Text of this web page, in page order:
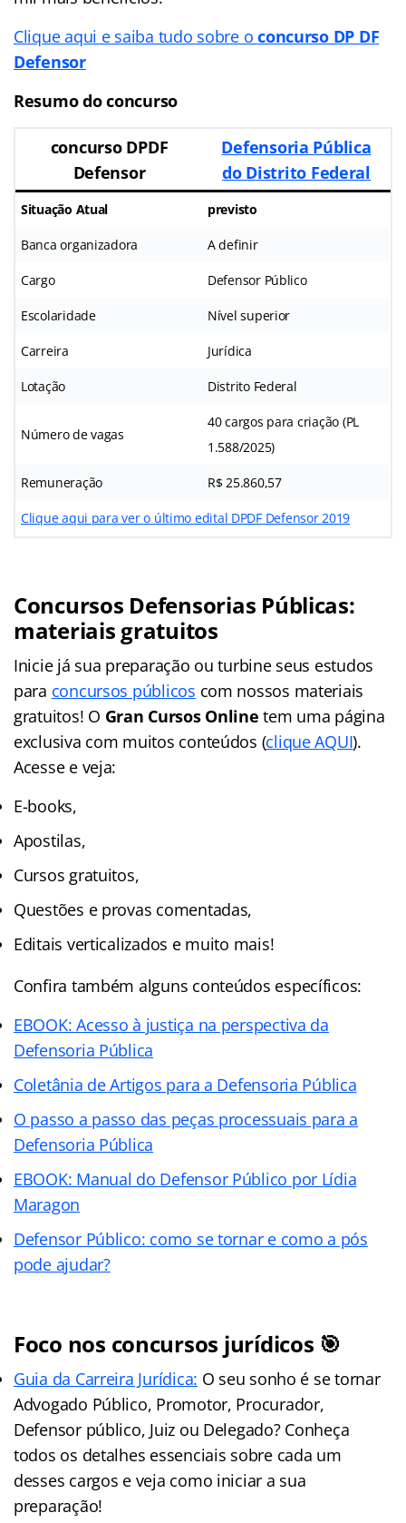
Clique aqui e saiba tudo sobre oconcurso DP DF
Defensor
Resumo do concurso
concurso DPDF
Defensor
Defensoria Pública
do Distrito Federal
Situação Atual previsto
Banca organizadora A definir
Cargo Defensor Público
Escolaridade Nível superior
Carreira Jurídica
Lotação Distrito Federal
Número de vagas
40 cargos para criação (PL
1.588/2025)
Remuneração R$ 25.860,57
Clique aqui para ver o último edital DPDF Defensor 2019
Concursos Defensorias Públicas:
materiais gratuitos
Inicie já sua preparação ou turbine seus estudos
para concursos públicos com nossos materiais
gratuitos! O Gran Cursos Online tem uma página
exclusiva com muitos conteúdos (clique AQUI).
Acesse e veja:
E-books,
Apostilas,
Cursos gratuitos,
Questões e provas comentadas,
Editais verticalizados e muito mais!
Confira também alguns conteúdos específicos:
EBOOK: Acesso à justiça na perspectiva da
Defensoria Pública
Coletânia de Artigos para a Defensoria Pública
O passo a passo das peças processuais para a
Defensoria Pública
EBOOK: Manual do Defensor Público por Lídia
Maragon
Defensor Público: como se tornar e como a pós
pode ajudar?
Foco nos concursos jurídicos 🎯
Guia da Carreira Jurídica: O seu sonho é se tornar
Advogado Público, Promotor, Procurador,
Defensor público, Juiz ou Delegado? Conheça
todos os detalhes essenciais sobre cada um
desses cargos e veja como iniciar a sua
preparação!